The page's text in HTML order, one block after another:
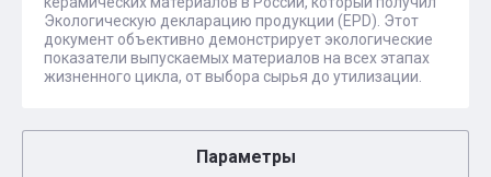
Экологическую декларацию продукции (EPD). Этот
документ объективно демонстрирует экологические
показатели выпускаемых материалов на всех этапах
жизненного цикла, от выбора сырья до утилизации.
Параметры